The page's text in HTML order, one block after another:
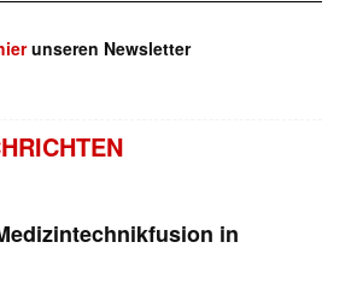
unseren Newsletter
in